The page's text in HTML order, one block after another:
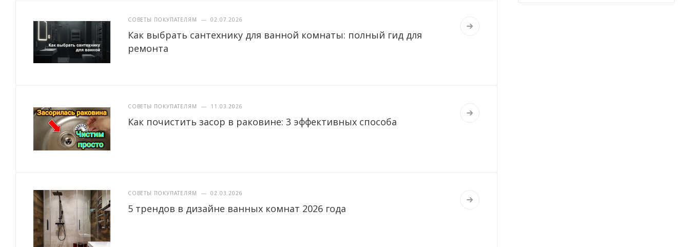
СОВЕТЫ ПОКУПАТЕЛЯМ — 02.07.2026
Как выбрать сантехнику для ванной комнаты: полный гид для
ремонта
СОВЕТЫ ПОКУПАТЕЛЯМ — 11.03.2026
Как почистить засор в раковине: 3 эффективных способа
СОВЕТЫ ПОКУПАТЕЛЯМ — 02.03.2026
5 трендов в дизайне ванных комнат 2026 года